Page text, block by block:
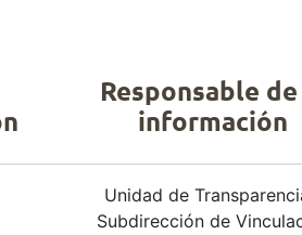
Responsable
información
Unidad de
Subdirección de